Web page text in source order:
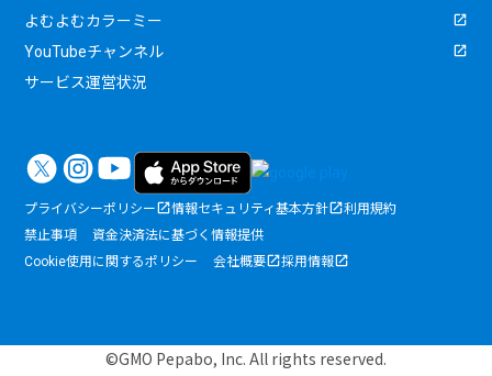
よむよむカラーミー
YouTubeチャンネル
サービス運営状況
プライバシーポリシー 情報セキュリティ基本方針
利用規約
禁止事項
資金決済法に基づく情報提供
Cookie使用に関するポリシー
会社概要 採用情報
©GMO Pepabo, Inc. All rights reserved.